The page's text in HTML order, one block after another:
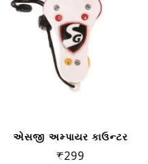
એસજી અમ્પાયર કાઉન્ટર
₹299